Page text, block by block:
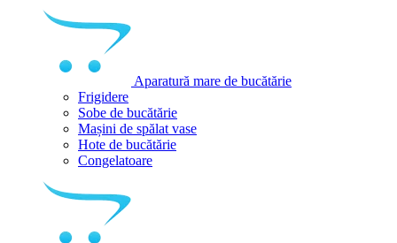
Aparatură mare de bucătărie
Frigidere
Sobe de bucătărie
Mașini de spălat vase
Hote de bucătărie
Congelatoare